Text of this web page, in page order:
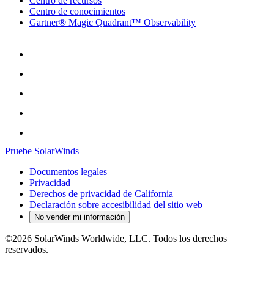
Centro de conocimientos
Gartner® Magic Quadrant™ Observability
Pruebe SolarWinds
Documentos legales
Privacidad
Derechos de privacidad de California
Declaración sobre accesibilidad del sitio web
No vender mi información
©2026 SolarWinds Worldwide, LLC. Todos los derechos
reservados.